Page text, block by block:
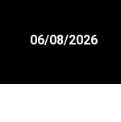
06/08/2026